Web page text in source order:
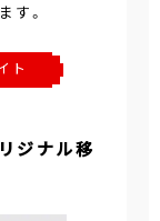
す。
ト
ジナル移